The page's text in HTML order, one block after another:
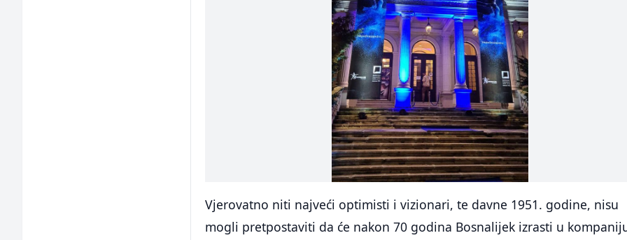
Vjerovatno niti najveći optimisti i vizionari, te davne 1951. godine, nisu
mogli pretpostaviti da će nakon 70 godina Bosnalijek izrasti u